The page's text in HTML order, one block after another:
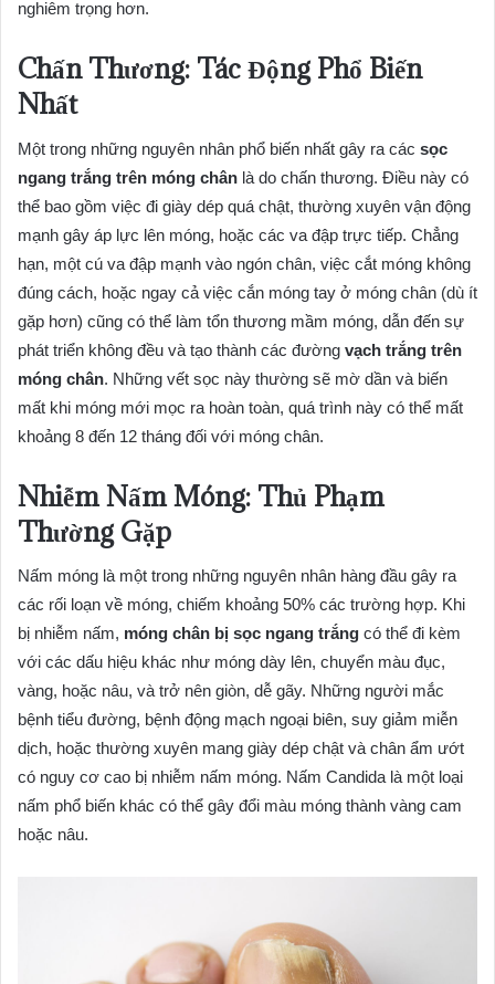
nghiêm trọng hơn.
Chấn Thương: Tác Động Phổ Biến
Nhất
Một trong những nguyên nhân phổ biến nhất gây ra các sọc
ngang trắng trên móng chân là do chấn thương. Điều này có
thể bao gồm việc đi giày dép quá chật, thường xuyên vận động
mạnh gây áp lực lên móng, hoặc các va đập trực tiếp. Chẳng
hạn, một cú va đập mạnh vào ngón chân, việc cắt móng không
đúng cách, hoặc ngay cả việc cắn móng tay ở móng chân (dù ít
gặp hơn) cũng có thể làm tổn thương mầm móng, dẫn đến sự
phát triển không đều và tạo thành các đường vạch trắng trên
móng chân. Những vết sọc này thường sẽ mờ dần và biến
mất khi móng mới mọc ra hoàn toàn, quá trình này có thể mất
khoảng 8 đến 12 tháng đối với móng chân.
Nhiễm Nấm Móng: Thủ Phạm
Thường Gặp
Nấm móng là một trong những nguyên nhân hàng đầu gây ra
các rối loạn về móng, chiếm khoảng 50% các trường hợp. Khi
bị nhiễm nấm, móng chân bị sọc ngang trắng có thể đi kèm
với các dấu hiệu khác như móng dày lên, chuyển màu đục,
vàng, hoặc nâu, và trở nên giòn, dễ gãy. Những người mắc
bệnh tiểu đường, bệnh động mạch ngoại biên, suy giảm miễn
dịch, hoặc thường xuyên mang giày dép chật và chân ẩm ướt
có nguy cơ cao bị nhiễm nấm móng. Nấm Candida là một loại
nấm phổ biến khác có thể gây đổi màu móng thành vàng cam
hoặc nâu.